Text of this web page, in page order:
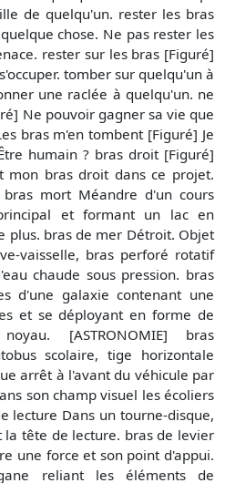
de quelqu'un. rester les bras
chose. Ne pas rester les
rester sur les bras [Figuré]
tomber sur quelqu'un à
une raclée à quelqu'un. ne
Ne pouvoir gagner sa vie que
bras m'en tombent [Figuré] Je
humain ? bras droit [Figuré]
mon bras droit dans ce projet.
mort Méandre d'un cours
et formant un lac en
plus. bras de mer Détroit. Objet
vaisselle, bras perforé rotatif
chaude sous pression. bras
d'une galaxie contenant une
et se déployant en forme de
[ASTRONOMIE] bras
scolaire, tige horizontale
arrêt à l'avant du véhicule par
son champ visuel les écoliers
lecture Dans un tourne-disque,
tête de lecture. bras de levier
une force et son point d'appui.
reliant les éléments de